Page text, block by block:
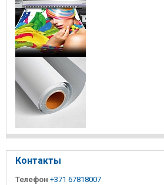
Контакты
Телефон +371 67818007